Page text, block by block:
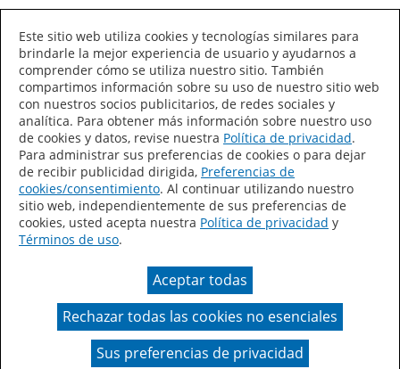
Declaración de accesibilidad
Mapa del sitio
Términos de uso
Privacidad
Sus preferencias de privacidad
Ley de Cadenas de Suministro de California
Un color real puede variar en comparación con la
presentación en pantalla.
Este sitio web utiliza cookies y tecnologías similares para
brindarle la mejor experiencia de usuario y ayudarnos a
comprender cómo se utiliza nuestro sitio. También
compartimos información sobre su uso de nuestro sitio web
con nuestros socios publicitarios, de redes sociales y
analítica. Para obtener más información sobre nuestro uso
de cookies y datos, revise nuestra Política de privacidad.
Para administrar sus preferencias de cookies o para dejar
de recibir publicidad dirigida, Preferencias de
cookies/consentimiento. Al continuar utilizando nuestro
sitio web, independientemente de sus preferencias de
cookies, usted acepta nuestra Política de privacidad y
Términos de uso.
Aceptar todas
Rechazar todas las cookies no esenciales
Sus preferencias de privacidad